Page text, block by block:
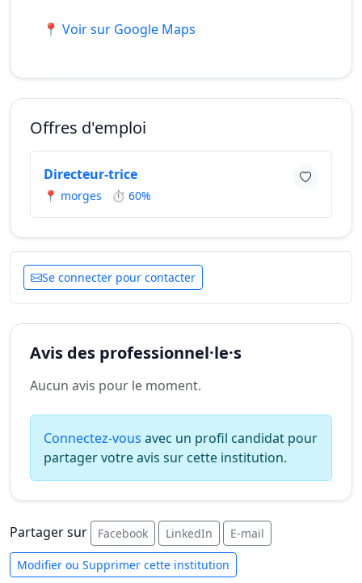
📍 Voir sur Google Maps
Offres d'emploi
Directeur-trice
📍 morges ⏱ 60%
Se connecter pour contacter
Avis des professionnel·le·s
Aucun avis pour le moment.
Connectez-vous avec un profil candidat pour
partager votre avis sur cette institution.
Partager sur Facebook LinkedIn E-mail
Modifier ou Supprimer cette institution